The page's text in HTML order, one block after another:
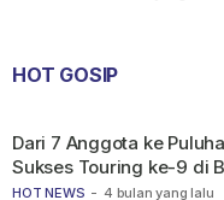
HOT GOSIP
HOT NEWS - 4 bulan yang lalu
Dari 7 Anggota ke
Sukses Touring ke-9 di